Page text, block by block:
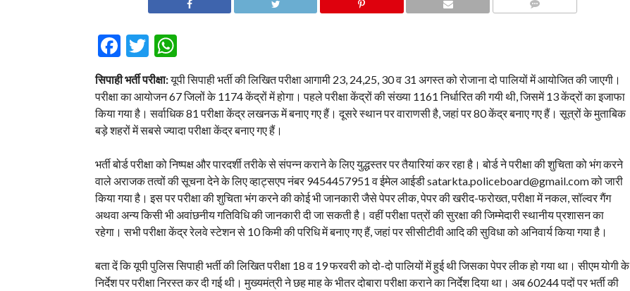
Facebook
Twitter
WhatsApp
सिपाही भर्ती परीक्षा:यूपी सिपाही भर्ती की लिखित परीक्षा आगामी 23, 24,25, 30 व 31 अगस्त को रोजाना दो पालियों में आयोजित की जाएगी।
परीक्षा का आयोजन 67 जिलों के 1174 केंद्रों में होगा। पहले परीक्षा केंद्रों की संख्या 1161 निर्धारित की गयी थी, जिसमें 13 केंद्रों का इजाफा
किया गया है। सर्वाधिक 81 परीक्षा केंद्र लखनऊ में बनाए गए हैं। दूसरे स्थान पर वाराणसी है, जहां पर 80 केंद्र बनाए गए हैं। सूत्रों के मुताबिक
बड़े शहरों में सबसे ज्यादा परीक्षा केंद्र बनाए गए हैं।
भर्ती बोर्ड परीक्षा को निष्पक्ष और पारदर्शी तरीके से संपन्न कराने के लिए युद्धस्तर पर तैयारियां कर रहा है। बोर्ड ने परीक्षा की शुचिता को भंग करने
वाले अराजक तत्वों की सूचना देने के लिए व्हाट्सएप नंबर 9454457951 व ईमेल आईडी satarkta.policeboard@gmail.com को जारी
किया गया है। इस पर परीक्षा की शुचिता भंग करने की कोई भी जानकारी जैसे पेपर लीक, पेपर की खरीद-फरोख्त, परीक्षा में नकल, सॉल्वर गैंग
अथवा अन्य किसी भी अवांछनीय गतिविधि की जानकारी दी जा सकती है। वहीं परीक्षा पत्रों की सुरक्षा की जिम्मेदारी स्थानीय प्रशासन का
रहेगा। सभी परीक्षा केंद्र रेलवे स्टेशन से 10 किमी की परिधि में बनाए गए हैं, जहां पर सीसीटीवी आदि की सुविधा को अनिवार्य किया गया है।
बता दें कि यूपी पुल‍िस सिपाही भर्ती की लिखित परीक्षा 18 व 19 फरवरी को दो-दो पालियों में हुई थी जिसका पेपर लीक हो गया था। सीएम योगी के
निर्देश पर परीक्षा निरस्त कर दी गई थी। मुख्यमंत्री ने छह माह के भीतर दोबारा परीक्षा कराने का निर्देश दिया था। अब 60244 पदों पर भर्ती की